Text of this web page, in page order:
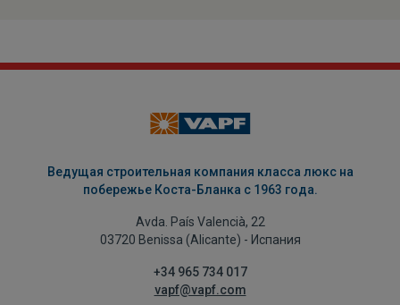
Ведущая строительная компания класса люкс на
побережье Коста-Бланка с 1963 года.
Avda. País Valencià, 22
03720 Benissa (Alicante) - Испания
+34 965 734 017
vapf@vapf.com